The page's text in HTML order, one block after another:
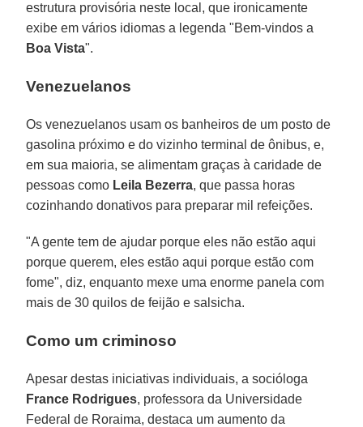
estrutura provisória neste local, que ironicamente
exibe em vários idiomas a legenda "Bem-vindos a
Boa Vista".
Venezuelanos
Os venezuelanos usam os banheiros de um posto de
gasolina próximo e do vizinho terminal de ônibus, e,
em sua maioria, se alimentam graças à caridade de
pessoas como Leila Bezerra, que passa horas
cozinhando donativos para preparar mil refeições.
"A gente tem de ajudar porque eles não estão aqui
porque querem, eles estão aqui porque estão com
fome", diz, enquanto mexe uma enorme panela com
mais de 30 quilos de feijão e salsicha.
Como um criminoso
Apesar destas iniciativas individuais, a socióloga
France Rodrigues, professora da Universidade
Federal de Roraima, destaca um aumento da